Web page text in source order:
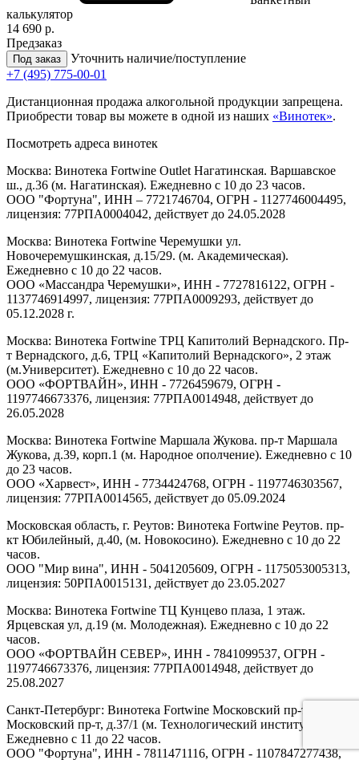
калькулятор
14 690 р.
Предзаказ
Под заказ
Уточнить наличие/поступление
+7 (495) 775-00-01
Дистанционная продажа алкогольной продукции запрещена.
Приобрести товар вы можете в одной из наших «Винотек».
Посмотреть адреса винотек
Москва: Винотека Fortwine Outlet Нагатинская. Варшавское
ш., д.36 (м. Нагатинская). Ежедневно с 10 до 23 часов.
ООО "Фортуна", ИНН – 7721746704, ОГРН - 1127746004495,
лицензия: 77РПА0004042, действует до 24.05.2028
Москва: Винотека Fortwine Черемушки ул.
Новочеремушкинская, д.15/29. (м. Академическая).
Ежедневно с 10 до 22 часов.
ООО «Массандра Черемушки», ИНН - 7727816122, ОГРН -
1137746914997, лицензия: 77РПА0009293, действует до
05.12.2028 г.
Москва: Винотека Fortwine ТРЦ Капитолий Вернадского. Пр-
т Вернадского, д.6, ТРЦ «Капитолий Вернадского», 2 этаж
(м.Университет). Ежедневно с 10 до 22 часов.
ООО «ФОРТВАЙН», ИНН - 7726459679, ОГРН -
1197746673376, лицензия: 77РПА0014948, действует до
26.05.2028
Москва: Винотека Fortwine Маршала Жукова. пр-т Маршала
Жукова, д.39, корп.1 (м. Народное ополчение). Ежедневно с 10
до 23 часов.
ООО «Харвест», ИНН - 7734424768, ОГРН - 1197746303567,
лицензия: 77РПА0014565, действует до 05.09.2024
Московская область, г. Реутов: Винотека Fortwine Реутов. пр-
кт Юбилейный, д.40, (м. Новокосино). Ежедневно с 10 до 22
часов.
ООО "Мир вина", ИНН - 5041205609, ОГРН - 1175053005313,
лицензия: 50РПА0015131, действует до 23.05.2027
Москва: Винотека Fortwine ТЦ Кунцево плаза, 1 этаж.
Ярцевская ул, д.19 (м. Молодежная). Ежедневно с 10 до 22
часов.
ООО «ФОРТВАЙН СЕВЕР», ИНН - 7841099537, ОГРН -
1197746673376, лицензия: 77РПА0014948, действует до
25.08.2027
Санкт-Петербург: Винотека Fortwine Московский пр-т.
Московский пр-т, д.37/1 (м. Технологический институт).
Ежедневно с 11 до 22 часов.
ООО "Фортуна", ИНН - 7811471116, ОГРН - 1107847277438,